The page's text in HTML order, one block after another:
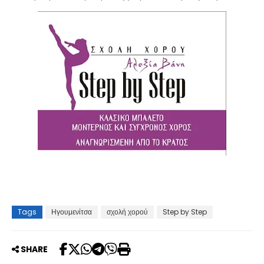
Tags Ηγουμενίτσα σχολή χορού Step by Step
SHARE